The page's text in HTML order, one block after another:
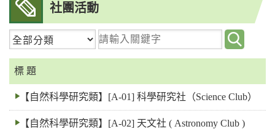
社團活動
請
輸
關
鍵
字
標 題
【自然科學研究類】[A-01] 科學研究社（Science Club）
【自然科學研究類】[A-02] 天文社 ( Astronomy Club )